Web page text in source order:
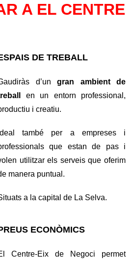
A EL CENTRE
DE TREBALL
d’un gran ambient de
en un entorn professional,
i creatiu.
Ideal també per a empreses i
que estan de pas i
utilitzar els serveis que oferim
manera puntual.
a la capital de La Selva.
ECONÒMICS
Centre-Eix de Negoci permet